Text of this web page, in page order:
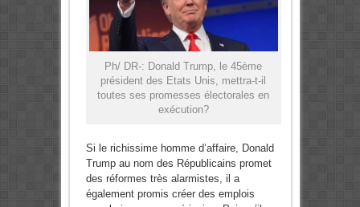
Ph/ DR-: Donald Trump, le 45ème
président des Etats Unis, mettra-t-il
toutes ses promesses électorales en
exécution?
Si le richissime homme d’affaire, Donald
Trump au nom des Républicains promet
des réformes très alarmistes, il a
également promis créer des emplois